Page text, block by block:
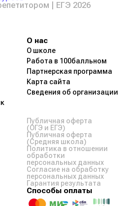
| ЕГЭ 2026
О нас
О школе
Работа в 100балльном
Партнерская программа
Карта сайта
Сведения об организации
Публичная оферта
(ОГЭ и ЕГЭ)
Публичная оферта
(Средняя школа)
Политика в отношении
обработки
персональных данных
Согласие на обработку
персональных данных
Гарантия результата
Способы оплаты